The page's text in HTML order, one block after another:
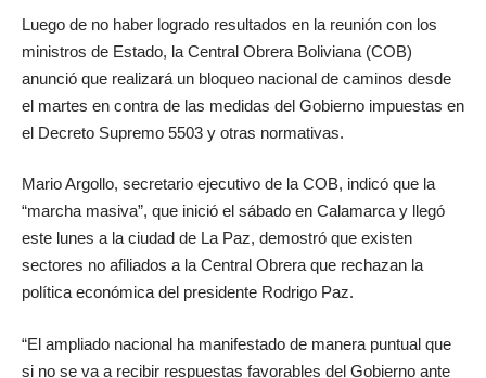
Luego de no haber logrado resultados en la reunión con los
ministros de Estado, la Central Obrera Boliviana (COB)
anunció que realizará un bloqueo nacional de caminos desde
el martes en contra de las medidas del Gobierno impuestas en
el Decreto Supremo 5503 y otras normativas.
Mario Argollo, secretario ejecutivo de la COB, indicó que la
“marcha masiva”, que inició el sábado en Calamarca y llegó
este lunes a la ciudad de La Paz, demostró que existen
sectores no afiliados a la Central Obrera que rechazan la
política económica del presidente Rodrigo Paz.
“El ampliado nacional ha manifestado de manera puntual que
si no se va a recibir respuestas favorables del Gobierno ante